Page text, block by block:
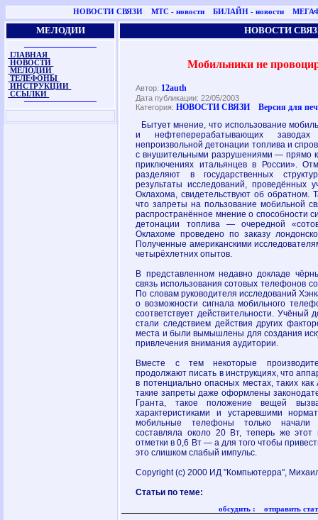
НОВОСТИ СВЯЗИ МТС - новости БИЛАЙН - новости
МЕЛОДИИ
ГЛАВНАЯ
НОВОСТИ
МЕЛОДИИ
ТЕЛЕФОНЫ
ИНСТРУКЦИИ
ССЫЛКИ
НОВОСТИ
Мобильники не
Автор: 12auth
Дата публикации: 22/05/2003
Категория:НОВОСТИ СВЯЗИ
Версия для
Бытует мнение, что использование
и нефтеперерабатывающих
непроизвольной детонации топлива и
с внушительными разрушениями — прямо
приключениях итальянцев в России».
разделяют в государственных
результаты исследований, проведённых
Оклахома, свидетельствуют об обратном.
что запреты на пользование мобильной
распространённое мнение о способности
детонации топлива — очередной
Оклахоме проведено по заказу
Полученные американскими
четырёхлетних опытов.
В представленном недавно докладе
связь использования сотовых телефонов
По словам руководителя исследований
о возможности сигнала мобильного
соответствует действительности. Учёный
стали следствием действия других
места и были вымышлены для создания
привлечения внимания аудитории.
Вместе с тем некоторые
продолжают писать в инструкциях, что
в потенциально опасных местах, таких
такие запреты даже оформлены
Гранта, такое положение вещей
характеристиками и устаревшими
мобильные телефоны только начали
составляла около 20 Вт, теперь же этот
отметки в 0,6 Вт — а для того чтобы
это слишком слабый импульс.
Copyright (c) 2000 ИД "Компьютерра",
Статьи по теме:
обсудить : отправить